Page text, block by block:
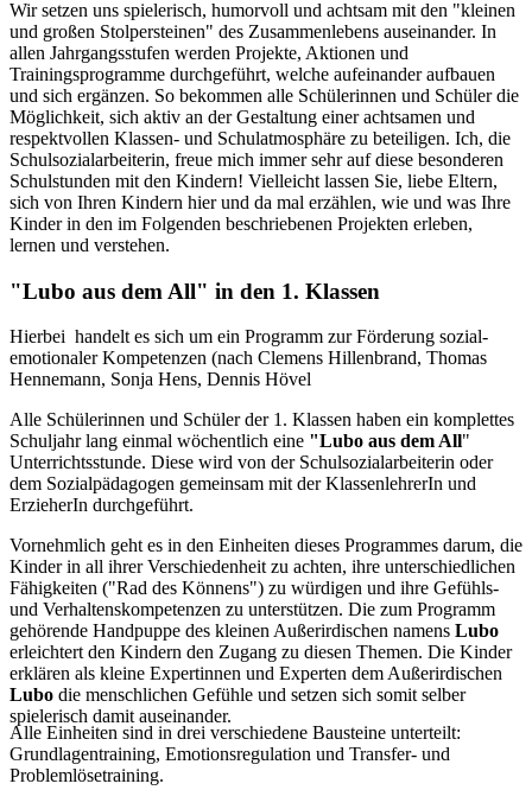
Wir setzen uns spielerisch, humorvoll und achtsam mit den "kleinen
und großen Stolpersteinen" des Zusammenlebens auseinander. In
allen Jahrgangsstufen werden Projekte, Aktionen und
Trainingsprogramme durchgeführt, welche aufeinander aufbauen
und sich ergänzen. So bekommen alle Schülerinnen und Schüler die
Möglichkeit, sich aktiv an der Gestaltung einer achtsamen und
respektvollen Klassen- und Schulatmosphäre zu beteiligen. Ich, die
Schulsozialarbeiterin, freue mich immer sehr auf diese besonderen
Schulstunden mit den Kindern! Vielleicht lassen Sie, liebe Eltern,
sich von Ihren Kindern hier und da mal erzählen, wie und was Ihre
Kinder in den im Folgenden beschriebenen Projekten erleben,
lernen und verstehen.
"Lubo aus dem All" in den 1. Klassen
Hierbei handelt es sich um ein Programm zur Förderung sozial-
emotionaler Kompetenzen (nach Clemens Hillenbrand, Thomas
Hennemann, Sonja Hens, Dennis Hövel
Alle Schülerinnen und Schüler der 1. Klassen haben ein komplettes
Schuljahr lang einmal wöchentlich eine "Lubo aus dem All"
Unterrichtsstunde. Diese wird von der Schulsozialarbeiterin oder
dem Sozialpädagogen gemeinsam mit der KlassenlehrerIn und
ErzieherIn durchgeführt.
Vornehmlich geht es in den Einheiten dieses Programmes darum, die
Kinder in all ihrer Verschiedenheit zu achten, ihre unterschiedlichen
Fähigkeiten ("Rad des Könnens") zu würdigen und ihre Gefühls-
und Verhaltenskompetenzen zu unterstützen. Die zum Programm
gehörende Handpuppe des kleinen Außerirdischen namens Lubo
erleichtert den Kindern den Zugang zu diesen Themen. Die Kinder
erklären als kleine Expertinnen und Experten dem Außerirdischen
Lubo die menschlichen Gefühle und setzen sich somit selber
spielerisch damit auseinander.
Alle Einheiten sind in drei verschiedene Bausteine unterteilt:
Grundlagentraining, Emotionsregulation und Transfer- und
Problemlösetraining.